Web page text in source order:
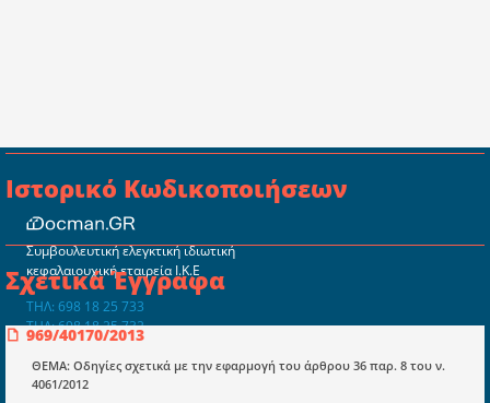
Ιστορικό Κωδικοποιήσεων
Σχετικά Έγγραφα
969/40170/2013
ΘΕΜΑ: Οδηγίες σχετικά με την εφαρμογή του άρθρου 36 παρ. 8 του ν.
4061/2012
Συμβουλευτική ελεγκτική ιδιωτική
κεφαλαιουχική εταιρεία Ι.Κ.Ε
ΤΗΛ: 698 18 25 733
ΤΗΛ: 698 18 25 732
mydocmangr@gmail.com
Docman.gr